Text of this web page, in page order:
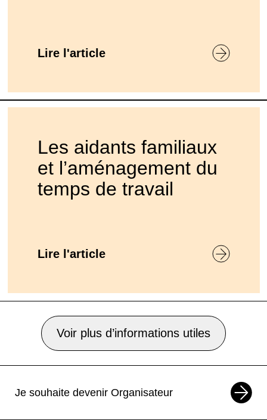
Lire l'article
Les aidants familiaux
et l’aménagement du
temps de travail
Lire l'article
Voir plus d’informations utiles
Je souhaite devenir Organisateur